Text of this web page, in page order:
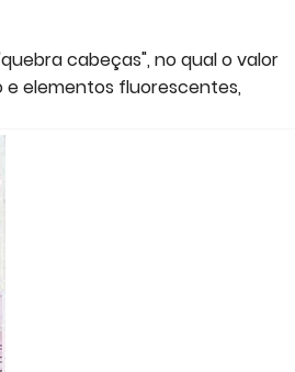
cabeças", no qual o valor
elementos fluorescentes,